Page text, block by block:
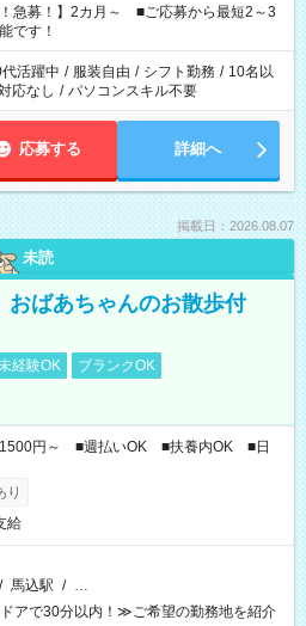
教えてくださいね。 ※Wワーク希望
で希望する勤務時間と、もう1つのお仕事
40時間を超える場合は応募できません。
！急募！】2カ月～ ■ご応募から最短2～3
です！
活躍中 / 服装自由 / シフト勤務 / 10名以
応なし / パソコンスキル不要
応募する 詳細へ
掲載日：2026.08.07
未読
おばあちゃんのお散歩付
経験OK
ブランクOK
1500円～ ■週払いOK ■扶養内OK ■日
り
給
/ 馬込駅 / …
アで30分以内！≫ご希望の勤務地を紹介